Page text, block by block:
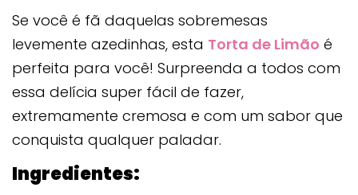
Se você é fã daquelas sobremesas
levemente azedinhas, esta Torta de Limão é
perfeita para você! Surpreenda a todos com
essa delícia super fácil de fazer,
extremamente cremosa e com um sabor que
conquista qualquer paladar.
Ingredientes: